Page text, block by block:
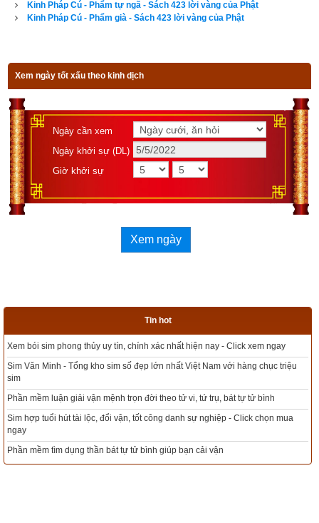
thường xuyên.
300. Đệ tử Phật đêm ngày tỉnh thức
Hành từ bi, không giết chúng sinh
Công phu, làm chủ thân tâm
Vui niềm bất hại, chuyên cần
Công phu, làm chủ thân tâm
Oai nghi, chính niệm chuyên cần
thường xuyên.
302. Thật đáng quý xuất gia
Kinh Pháp Cú - Phẩm tự ngã - Sách 423 lời vàng của Phật
Kinh Pháp Cú - Phẩm già - Sách 423 lời vàng của Phật
Xem ngày tốt xấu theo kinh dịch
Ngày cần xem
Ngày khởi sự (DL)
Giờ khởi sự
Xem ngày
Tin hot
xem ngay
chục triệu
tử bình
chọn mua
Tổng kho sim phong thủy - Sim hợp tuổi - Sim hợp mệnh giá rẻ
Mua sim Thần tài, Thần tài theo bạn! Giao sim miễn phí
Tổng Kho Sim Năm sinh 0x - 9x - 8x -7x -6x giá rẻ nhất thị trường